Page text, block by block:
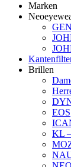
Marken
Brillen
EOS
KL